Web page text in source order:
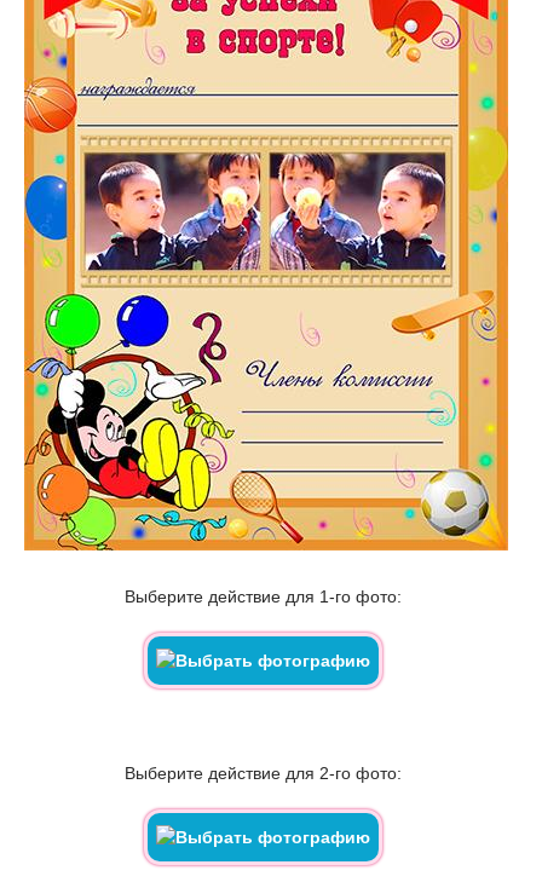
Выберите действие для 1-го фото:
Выберите действие для 2-го фото: